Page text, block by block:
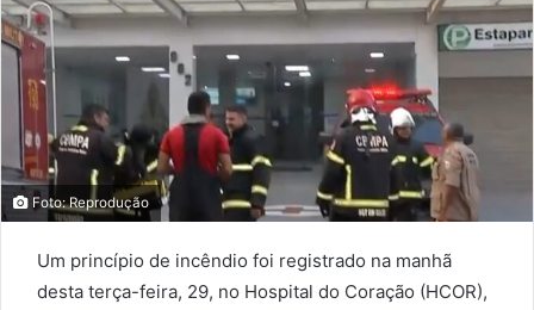
Foto: Reprodução
Um princípio de incêndio foi registrado na manhã
desta terça-feira, 29, no Hospital do Coração (HCOR),